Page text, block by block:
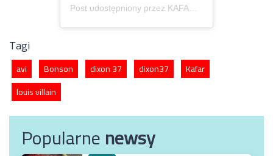
Post udostępniony przez KAFARDIX37 (@kafar_dixon37)
Tagi
avi Bonson dixon 37 dixon37
Kafar
louis villain
Popularnenewsy